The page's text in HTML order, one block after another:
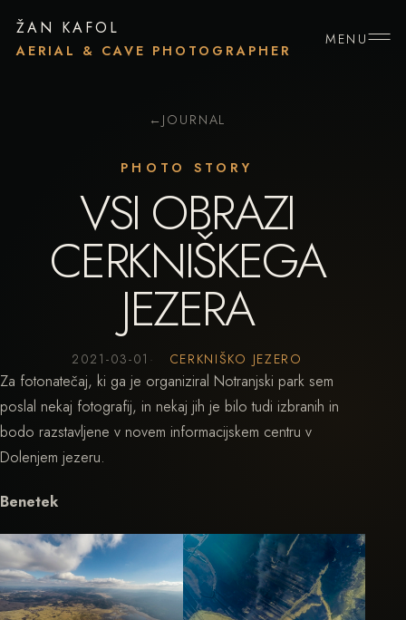
ŽAN KAFOL
AERIAL & CAVE PHOTOGRAPHER
MENU
← JOURNAL
PHOTO STORY
VSI OBRAZI
CERKNIŠKEGA
JEZERA
2021-03-01 CERKNIŠKO JEZERO
Za fotonatečaj, ki ga je organiziral Notranjski park sem
poslal nekaj fotografij, in nekaj jih je bilo tudi izbranih in
bodo razstavljene v novem informacijskem centru v
Dolenjem jezeru.
Benetek